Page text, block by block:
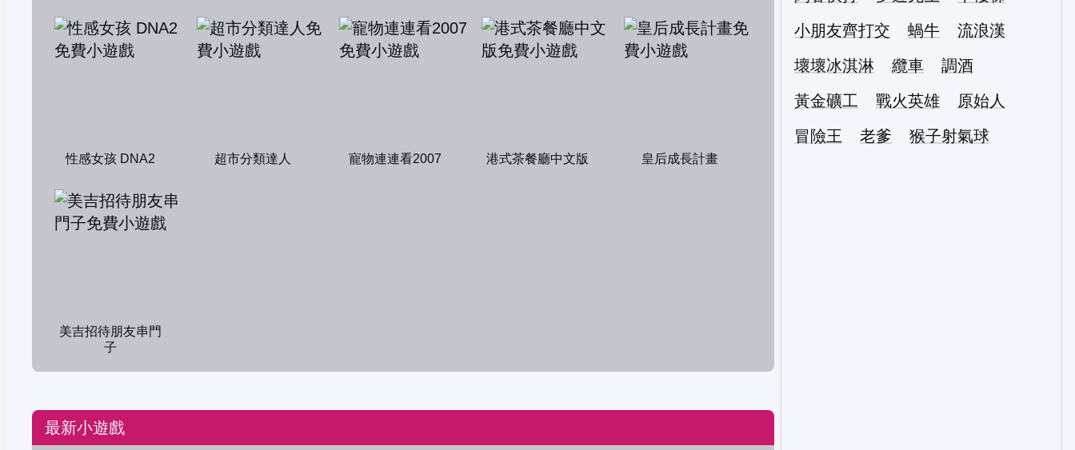
性感女孩 DNA2 超市分類達人 寵物連連看2007 港式茶餐廳中文版 皇后成長計畫
美吉招待朋友串門
子
最新小遊戲
小朋友齊打交
蝸牛
流浪漢
壞壞冰淇淋
纜車
調酒
黃金礦工
戰火英雄
原始人
冒險王
老爹 猴子射氣球